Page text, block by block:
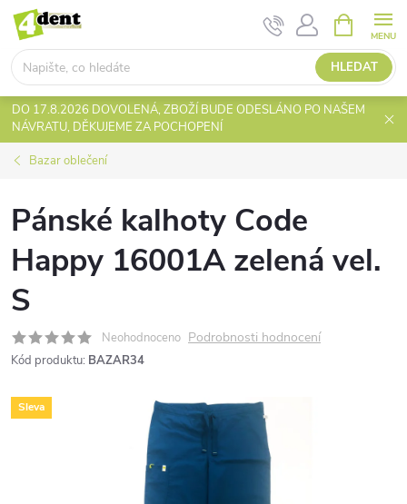
Přejít
obsah
HLEDAT
NÁKUPNÍ
KOŠÍK
DO 17.8.2026 DOVOLENÁ, ZBOŽÍ BUDE ODESLÁNO PO NAŠEM
NÁVRATU, DĚKUJEME ZA POCHOPENÍ
Bazar oblečení
Pánské kalhoty Code
Happy 16001A zelená vel.
S
Neohodnoceno Podrobnosti hodnocení
Kód produktu: BAZAR34
Sleva